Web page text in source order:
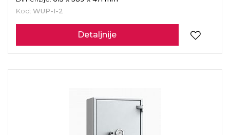
Kod: WUP-I-2
Detaljnije